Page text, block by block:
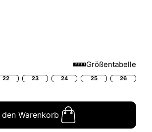
Größentabelle
22 23 24 25 26
den Warenkorb